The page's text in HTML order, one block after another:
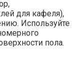
для кафеля),
Используйте
пола.​